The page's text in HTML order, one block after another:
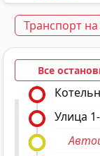
Транспорт
Все
Улица